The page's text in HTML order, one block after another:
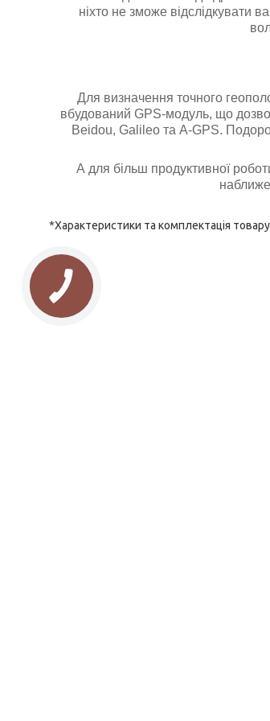
ніхто не зможе відслідкувати
Для визначення точного
вбудований GPS-модуль, що
Beidou, Galileo та A-GPS.
А для більш продуктивної
*Характеристики та комплектація